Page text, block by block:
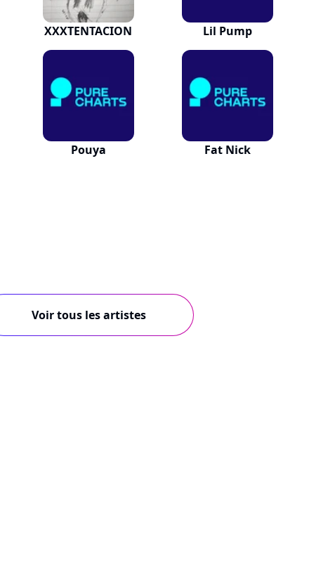
XXXTENTACION Lil Pump
Pouya Fat Nick
Voir tous les artistes